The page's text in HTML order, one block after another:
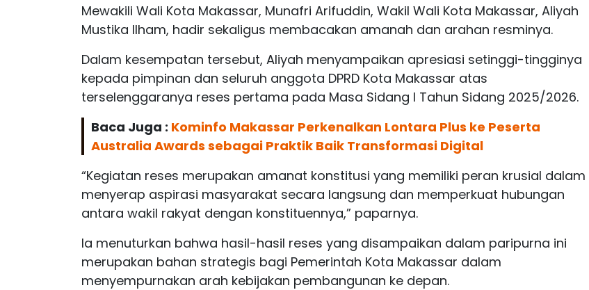
Mewakili Wali Kota Makassar, Munafri Arifuddin, Wakil Wali Kota Makassar, Aliyah
Mustika Ilham, hadir sekaligus membacakan amanah dan arahan resminya.
Dalam kesempatan tersebut, Aliyah menyampaikan apresiasi setinggi-tingginya
kepada pimpinan dan seluruh anggota DPRD Kota Makassar atas
terselenggaranya reses pertama pada Masa Sidang I Tahun Sidang 2025/2026.
Baca Juga : Kominfo Makassar Perkenalkan Lontara Plus ke Peserta
Australia Awards sebagai Praktik Baik Transformasi Digital
“Kegiatan reses merupakan amanat konstitusi yang memiliki peran krusial dalam
menyerap aspirasi masyarakat secara langsung dan memperkuat hubungan
antara wakil rakyat dengan konstituennya,” paparnya.
Ia menuturkan bahwa hasil-hasil reses yang disampaikan dalam paripurna ini
merupakan bahan strategis bagi Pemerintah Kota Makassar dalam
menyempurnakan arah kebijakan pembangunan ke depan.